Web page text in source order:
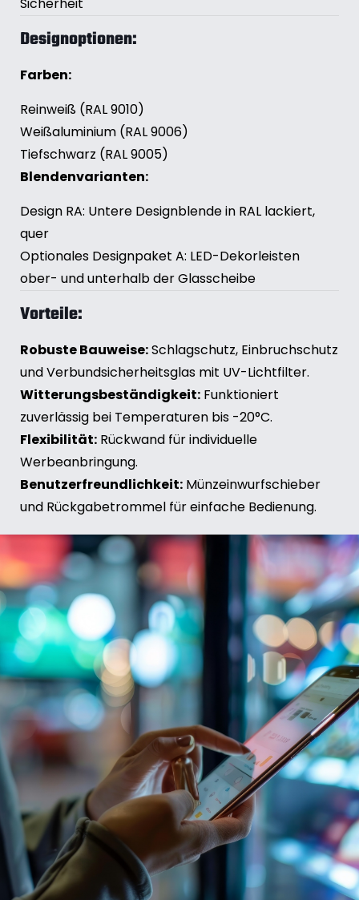
Sicherheit
Designoptionen:
Farben:
Reinweiß (RAL 9010)
Weißaluminium (RAL 9006)
Tiefschwarz (RAL 9005)
Blendenvarianten:
Design RA: Untere Designblende in RAL lackiert,
quer
Optionales Designpaket A: LED-Dekorleisten
ober- und unterhalb der Glasscheibe
Vorteile:
Robuste Bauweise:Schlagschutz, Einbruchschutz
und Verbundsicherheitsglas mit UV-Lichtfilter.
Witterungsbeständigkeit: Funktioniert
zuverlässig bei Temperaturen bis -20°C.
Flexibilität: Rückwand für individuelle
Werbeanbringung.
Benutzerfreundlichkeit: Münzeinwurfschieber
und Rückgabetrommel für einfache Bedienung.